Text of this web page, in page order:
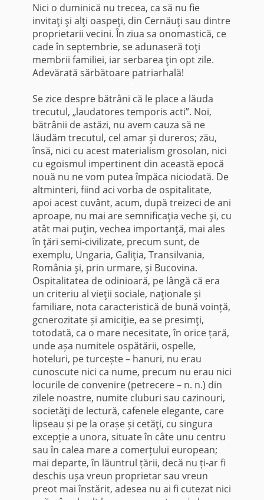
Nici o duminică nu trecea, ca să nu fie
invitaţi şi alţi oaspeţi, din Cernăuţi sau dintre
proprietarii vecini. În ziua sa onomastică, ce
cade în septembrie, se adunaseră toţi
membrii familiei, iar serbarea ţin opt zile.
Adevărată sărbătoare patriarhală!
Se zice despre bătrâni că le place a lăuda
trecutul, „laudatores temporis acti”. Noi,
bătrânii de astăzi, nu avem cauza să ne
lăudăm trecutul, cel amar şi dureros; zău,
însă, nici cu acest materialism grosolan, nici
cu egoismul impertinent din această epocă
nouă nu ne vom putea împăca niciodată. De
altminteri, fiind aci vorba de ospitalitate,
apoi acest cuvânt, acum, după treizeci de ani
aproape, nu mai are semnificaţia veche şi, cu
atât mai puţin, vechea importanţă, mai ales
în ţări semi-civilizate, precum sunt, de
exemplu, Ungaria, Galiţia, Transilvania,
România şi, prin urmare, şi Bucovina.
Ospitalitatea de odinioară, pe lângă că era
un criteriu al vieţii sociale, naţionale şi
familiare, nota caracteristică de bună voință,
gcnerozitate și amiciţie, ea se presimţi,
totodată, ca o mare necesitate, în orice țară,
unde așa numitele ospătării, ospelle,
hoteluri, pe turcește – hanuri, nu erau
cunoscute nici ca nume, precum nu erau nici
locurile de con­venire (petrecere – n. n.) din
zilele noastre, numite cluburi sau cazinouri,
societăţi de lectură, cafenele elegante, care
lipseau și pe la orașe și cetăţi, cu singura
excepție a unora, situate în câte unu centru
sau în calea mare a comerțului european;
mai departe, în lăuntrul țării, decă nu ți-ar fi
deschis ușa vreun proprietar sau vreun
preot mai înstărit, adesea nu ai fi cutezat nici